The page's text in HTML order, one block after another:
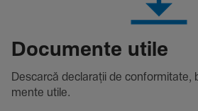
Docu­mente utile
Descarcă decla­rații de conformitate,
mente utile.